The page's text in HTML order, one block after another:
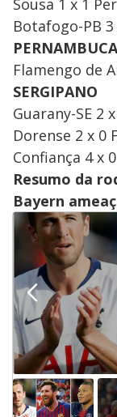
​Sousa 1 x 1
​Botafogo-PB
Flamengo de
SERGIPANO
Guarany-SE 2
​Dorense 2 x 0
​Confiança 4 x
Resumo da
Bayern